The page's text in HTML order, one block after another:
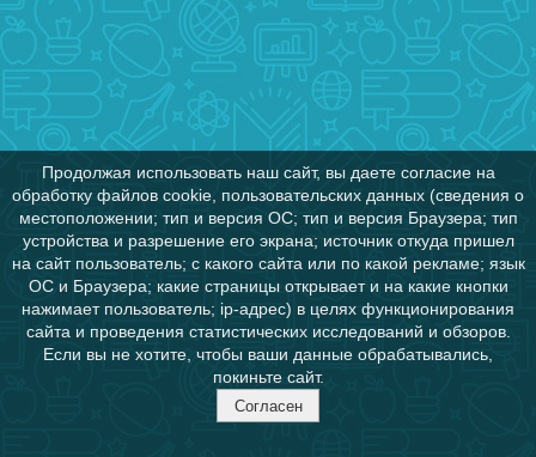
Продолжая использовать наш сайт, вы даете согласие на
обработку файлов cookie, пользовательских данных (сведения о
местоположении; тип и версия ОС; тип и версия Браузера; тип
устройства и разрешение его экрана; источник откуда пришел
на сайт пользователь; с какого сайта или по какой рекламе; язык
ОС и Браузера; какие страницы открывает и на какие кнопки
нажимает пользователь; ip-адрес) в целях функционирования
сайта и проведения статистических исследований и обзоров.
Если вы не хотите, чтобы ваши данные обрабатывались,
покиньте сайт.
Согласен